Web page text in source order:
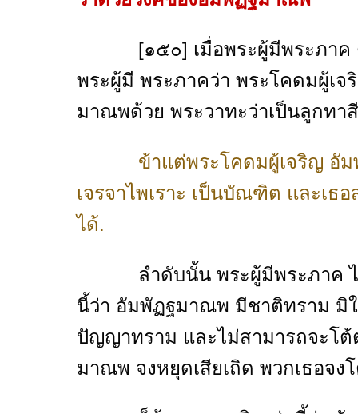
[๑๕๐] เมื่อพระผู้มีพระภาค ต
พระผู้มี พระภาคว่า พระโคดมผู้เ
มาณพด้วย พระวาทะว่าเป็นลูกทา
ข้าแต่พระโคดมผู้เจริญ อั
เจรจาไพเราะ เป็นบัณฑิต และเ
ได้.
ลำดับนั้น พระผู้มีพระภาค ได้
นี้ว่า อัมพัฏฐมาณพ มีชาติทราม มิ
ปัญญาทราม และไม่สามารถจะโ
มาณพ จงหยุดเสียเถิด พวกเธอจง